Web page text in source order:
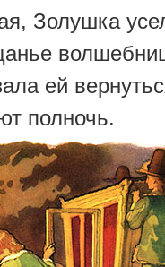
Золушка
ей
полночь.